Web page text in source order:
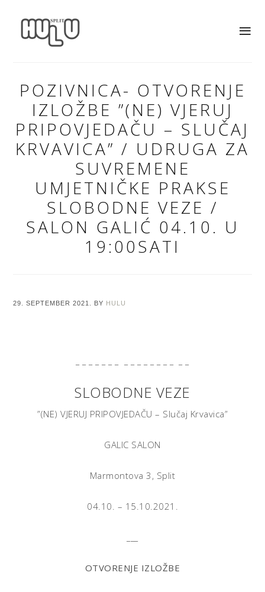
POZIVNICA- OTVORENJE
IZLOŽBE ”(NE) VJERUJ
PRIPOVJEDAČU – SLUČAJ
KRVAVICA” / UDRUGA ZA
SUVREMENE
UMJETNIČKE PRAKSE
SLOBODNE VEZE /
SALON GALIĆ 04.10. U
19:00SATI
29. SEPTEMBER 2021. BY HULU
SLOBODNE VEZE
”(NE) VJERUJ PRIPOVJEDAČU – Slučaj Krvavica”
GALIC SALON
Marmontova 3, Split
04.10. – 15.10.2021.
OTVORENJE IZLOŽBE